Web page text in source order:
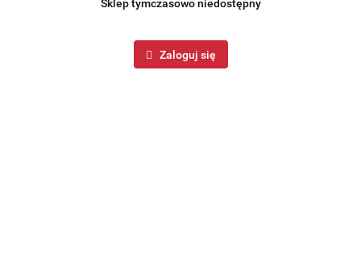
Sklep tymczasowo niedostępny
Zaloguj się